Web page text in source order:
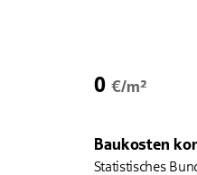
0 €/m²
Baukosten
Statistisches